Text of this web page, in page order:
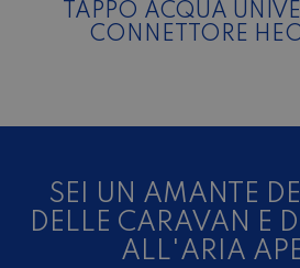
TAPPO ACQUA
SEI UN AMANTE
DELLE CARAVAN E
ALL'ARIA